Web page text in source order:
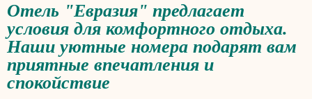
Отель "Евразия" предлагает
условия для комфортного отдыха.
Наши уютные номера подарят вам
приятные впечатления и
спокойствие